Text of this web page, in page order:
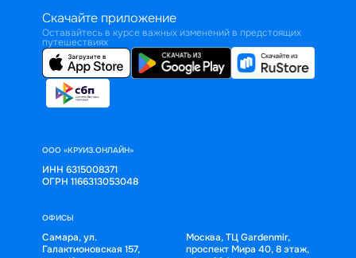
Скачайте приложение
Оставайтесь в курсе важных изменений в предстоящих
путешествиях
ООО «КРУИЗ.ОНЛАЙН»
ИНН 6315008371
ОГРН 1166313053048
ОФИСЫ
Самара, ул.
Галактионовская 157,
Москва, ТЦ Gardenmir,
проспект Мира 40, 8 этаж,